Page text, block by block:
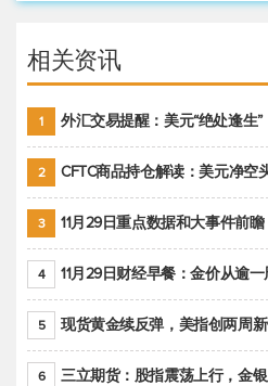
相关资讯
1 外汇交易提醒：美元“绝处逢生
2 CFTC商品持仓解读：美元净空头创2021年7月
3 11月29日重点数据和大事件前瞻
4 11月29日财经早餐：金价从逾一周高位回落
5 现货黄金续反弹，美指创两周
6 三立期货：股指震荡上行，金银底部